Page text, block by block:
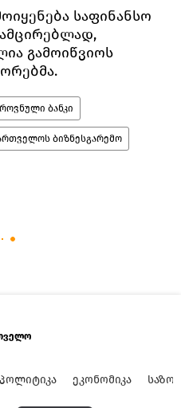
საფინანსო
გამოიწვიოს
ბანკი
ბიზნესგარემო
ᲞᲝᲚᲘᲢᲘᲙᲐ ᲔᲙᲝᲜᲝᲛᲘᲙᲐ